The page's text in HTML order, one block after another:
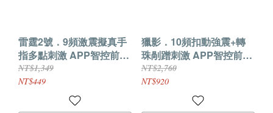
雷霆2號．9頻激震擬真手
指多點刺激 APP智控前列
腺高潮按摩器【手指款】
NT$1,349
NT$449
獵影．10頻扣動強震+轉
珠剮蹭刺激 APP智控前列
腺高潮按摩器
NT$2,760
NT$920